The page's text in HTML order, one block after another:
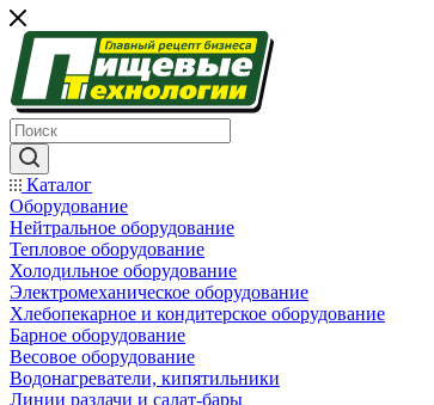
Каталог
Оборудование
Нейтральное оборудование
Тепловое оборудование
Холодильное оборудование
Электромеханическое оборудование
Хлебопекарное и кондитерское оборудование
Барное оборудование
Весовое оборудование
Водонагреватели, кипятильники
Линии раздачи и салат-бары